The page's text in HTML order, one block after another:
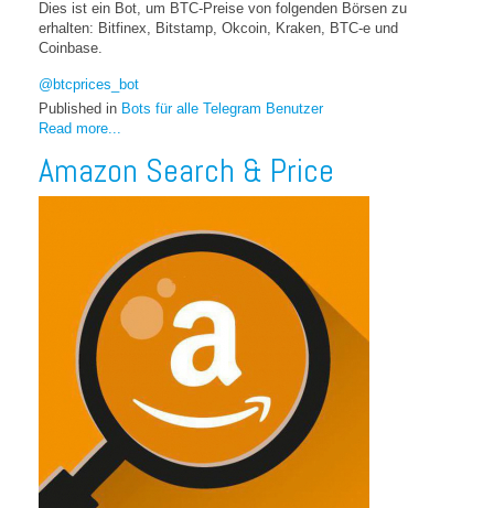
Dies ist ein Bot, um BTC-Preise von folgenden Börsen zu
erhalten: Bitfinex, Bitstamp, Okcoin, Kraken, BTC-e und
Coinbase.
@btcprices_bot
Published in Bots für alle Telegram Benutzer
Read more...
Amazon Search & Price